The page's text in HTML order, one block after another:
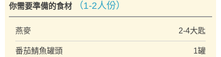
你需要準備的食材 （1-2人份）
燕麥 2-4大匙
番茄鯖魚罐頭 1罐